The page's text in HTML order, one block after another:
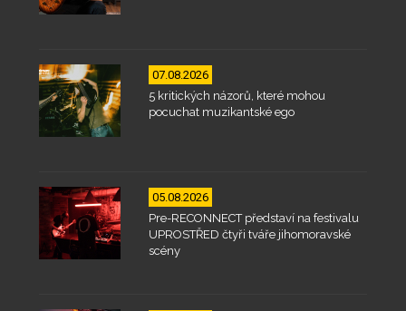
07.08.2026
5 kritických názorů, které mohou
pocuchat muzikantské ego
05.08.2026
Pre-RECONNECT představí na festivalu
UPROSTŘED čtyři tváře jihomoravské
scény